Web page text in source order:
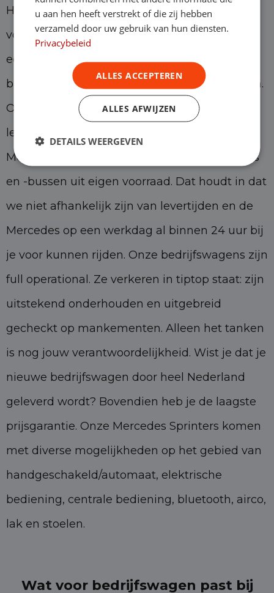
Het heeft verschillende voordelen te kiezen
voor Bedrijfswagenleasing. Allereerst zijn we
een partij met ruim 25 jaar lease-ervaring. We
blinken uit met onze flexibele leasecontracten.
Ook kun je bij ons onder verschillende
leasevormen leasen. We leveren onze
Mercedes Sprinters en andere bedrijfswagens
en -bussen uit eigen voorraad. Dat houdt in dat
we niet afhankelijk zijn van levertijden en de
Mercedes op een werkdag al binnen 24 uur bij
je voor kunnen rijden. Onze bedrijfswagens zijn
full operational. Ze verkeren in tiptop staat: zijn
uitstekend onderhouden en uitgebreid
gecheckt op mankementen. Alleen het tanken
is nog jouw verantwoordelijkheid. Wist je dat je
nieuwe bedrijfswagen door heel Nederland
geleverd wordt? Bovendien heb je de laagste
prijsgarantie. Onze Mercedes Sprinters komen
met diverse mogelijkheden op het gebied van
handgeschakeld/automaat, elektrische
bediening, centrale bediening, bluetooth, airco,
lak en stoelen.
Wat voor bedrijfswagen past bij
u aan hen heeft verstrekt of die zij hebben
verzameld door uw gebruik van hun diensten.
Privacybeleid
ALLES ACCEPTEREN
ALLES AFWIJZEN
DETAILS WEERGEVEN